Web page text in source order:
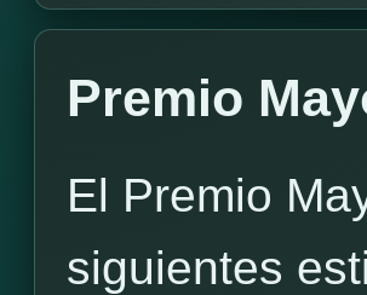
Premio
El Premio
siguientes